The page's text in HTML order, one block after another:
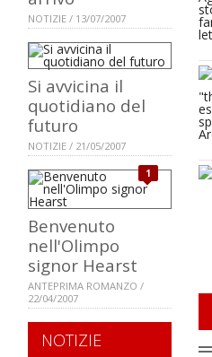
NOTIZIE / 13/07/2007
Si avvicina il
quotidiano del
futuro
NOTIZIE / 21/05/2007
1
Benvenuto
nell'Olimpo
signor Hearst
ANTEPRIMA ROMANZO /
22/04/2007
NOTIZIE